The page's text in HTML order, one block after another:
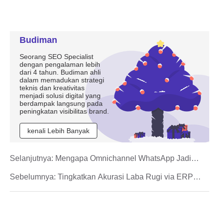
Budiman
Seorang SEO Specialist
dengan pengalaman lebih
dari 4 tahun. Budiman ahli
dalam memadukan strategi
teknis dan kreativitas
menjadi solusi digital yang
berdampak langsung pada
peningkatan visibilitas brand.
kenali Lebih Banyak
Sebelumnya: Tingkatkan Akurasi Laba Rugi via ERP
Selanjutnya: Mengapa Omnichannel WhatsApp Jadi